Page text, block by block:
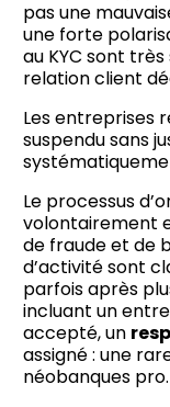
pas une
une forte
au KYC sont
relation client
Les entreprises
suspendu sans
Le processus
volontairement
de fraude et de
d’activité sont
parfois après
incluant un
accepté, un
assigné : une
néobanques pro.